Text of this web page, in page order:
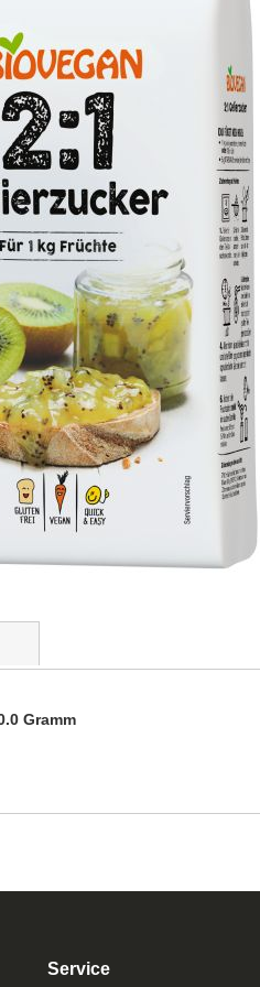
Gramm
Service